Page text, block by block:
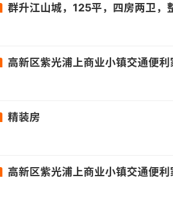
群升江山城，125平，四房两卫，整体壁柜，房东自住装修，中央空调，有个房间当书房，看房随时，加微信看房子完整视频，房东直租，无中介费☎️17381801496，包物业宽带拎包入
高新区紫光浦上商业小镇交通便
精装房
高新区紫光浦上商业小镇交通便